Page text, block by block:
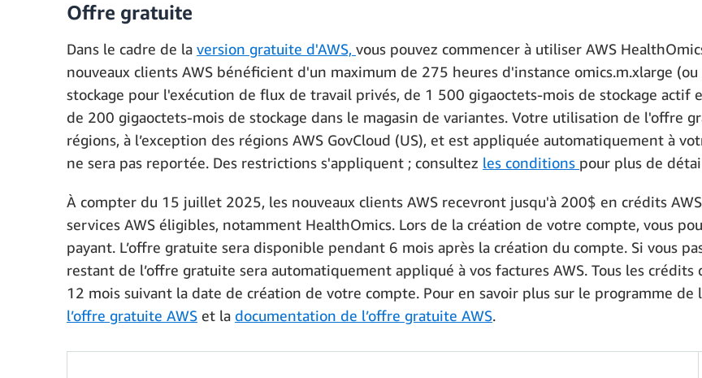
Offre gratuite
Dans le cadre de la version gratuite d'AWS, vous pouvez commencer à utiliser AWS
nouveaux clients AWS bénéficient d'un maximum de 275 heures d'instance omics.m.xlarge
stockage pour l'exécution de flux de travail privés, de 1 500 gigaoctets-mois de stockage actif
de 200 gigaoctets-mois de stockage dans le magasin de variantes. Votre utilisation de l'offre
régions, à l’exception des régions AWS GovCloud (US), et est appliquée automatiquement à
ne sera pas reportée. Des restrictions s'appliquent ; consultez les conditions pour plus de
À compter du 15 juillet 2025, les nouveaux clients AWS recevront jusqu'à 200$ en crédits
services AWS éligibles, notamment HealthOmics. Lors de la création de votre compte, vous
payant. L’offre gratuite sera disponible pendant 6 mois après la création du compte. Si vous
restant de l’offre gratuite sera automatiquement appliqué à vos factures AWS. Tous les
12 mois suivant la date de création de votre compte. Pour en savoir plus sur le programme de
l’offre gratuite AWS et la documentation de l’offre gratuite AWS.